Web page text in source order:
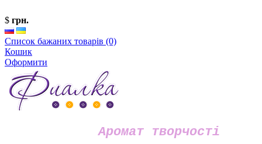
$ грн.
Список бажаних товарів (0)
Кошик
Оформити
Аромат творчості